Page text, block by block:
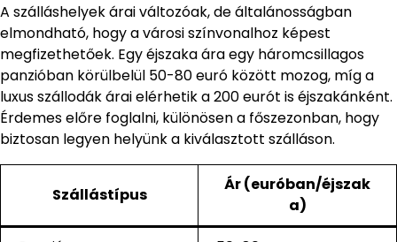
A szálláshelyek árai változóak, de általánosságban
elmondható, hogy a városi színvonalhoz képest
megfizethetőek. Egy éjszaka ára egy háromcsillagos
panzióban körülbelül 50-80 euró között mozog, míg a
luxus szállodák árai elérhetik a 200 eurót is éjszakánként.
Érdemes előre foglalni, különösen a főszezonban, hogy
biztosan legyen helyünk a kiválasztott szálláson.
Szállástípus
Ár (euróban/éjszak
a)